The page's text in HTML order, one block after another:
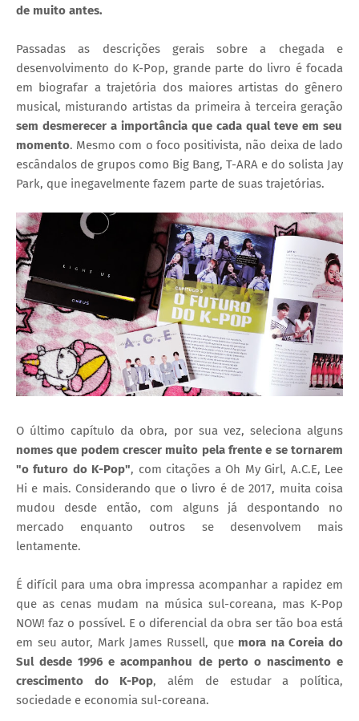
de muito antes.
Passadas as descrições gerais sobre a chegada e
desenvolvimento do K-Pop, grande parte do livro é focada
em biografar a trajetória dos maiores artistas do gênero
musical, misturando artistas da primeira à terceira geração
sem desmerecer a importância que cada qual teve em seu
momento. Mesmo com o foco positivista, não deixa de lado
escândalos de grupos como Big Bang, T-ARA e do solista Jay
Park, que inegavelmente fazem parte de suas trajetórias.
O último capítulo da obra, por sua vez, seleciona alguns
nomes que podem crescer muito pela frente e se tornarem
"o futuro do K-Pop", com citações a Oh My Girl, A.C.E, Lee
Hi e mais. Considerando que o livro é de 2017, muita coisa
mudou desde então, com alguns já despontando no
mercado enquanto outros se desenvolvem mais
lentamente.
É difícil para uma obra impressa acompanhar a rapidez em
que as cenas mudam na música sul-coreana, mas K-Pop
NOW! faz o possível. E o diferencial da obra ser tão boa está
em seu autor, Mark James Russell, que mora na Coreia do
Sul desde 1996 e acompanhou de perto o nascimento e
crescimento do K-Pop, além de estudar a política,
sociedade e economia sul-coreana.